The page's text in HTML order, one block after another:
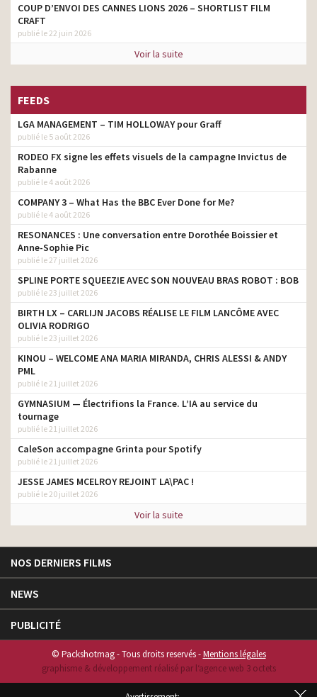
COUP D’ENVOI DES CANNES LIONS 2026 – SHORTLIST FILM
CRAFT
publié le 22 juin 2026
Voir la suite
FEEDS
LGA MANAGEMENT – TIM HOLLOWAY pour Graff
publié le 5 août 2026
RODEO FX signe les effets visuels de la campagne Invictus de
Rabanne
publié le 4 août 2026
COMPANY 3 – What Has the BBC Ever Done for Me?
publié le 4 août 2026
RESONANCES : Une conversation entre Dorothée Boissier et
Anne-Sophie Pic
publié le 27 juillet 2026
SPLINE PORTE SQUEEZIE AVEC SON NOUVEAU BRAS ROBOT : BOB
publié le 23 juillet 2026
BIRTH LX – CARLIJN JACOBS RÉALISE LE FILM LANCÔME AVEC
OLIVIA RODRIGO
publié le 23 juillet 2026
KINOU – WELCOME ANA MARIA MIRANDA, CHRIS ALESSI & ANDY
PML
publié le 21 juillet 2026
GYMNASIUM — Électrifions la France. L’IA au service du
tournage
publié le 21 juillet 2026
CaleSon accompagne Grinta pour Spotify
publié le 21 juillet 2026
JESSE JAMES MCELROY REJOINT LA\PAC !
publié le 20 juillet 2026
Voir la suite
NOS DERNIERS FILMS
NEWS
PUBLICITÉ
© Packshotmag - Tous droits reservés -Mentions légales
graphisme & développement réalisé par l‘agence web 3 octets